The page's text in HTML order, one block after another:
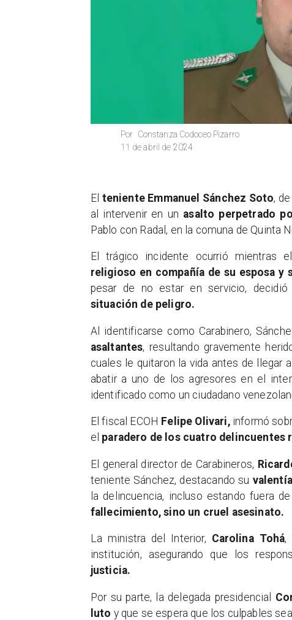
Constanza Codoceo Pizarro
Por
11 de abril de 2024
El teniente Emmanuel Sánchez Soto,
al intervenir en un asalto perpetrado
Pablo con Radal, en la comuna de Quinta
El trágico incidente ocurrió mientras
religioso en compañía de su esposa y
pesar de no estar en servicio,
situación de peligro.
Al identificarse como Carabinero,
asaltantes, resultando gravemente
cuales le quitaron la vida antes de llegar
abatir a uno de los agresores en el
identificado como un ciudadano
El fiscal ECOH Felipe Olivari, informó
el paradero de los cuatro delincuentes
El general director de Carabineros,
teniente Sánchez, destacando su
la delincuencia, incluso estando fuera
fallecimiento, sino un cruel asesinato.
La ministra del Interior, Carolina Tohá,
institución, asegurando que los
justicia.
Por su parte, la delegada presidencial
luto y que se espera que los culpables